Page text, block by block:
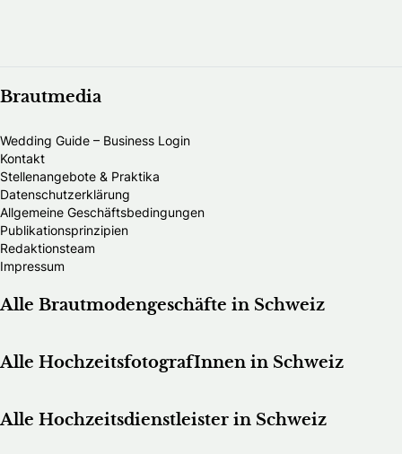
Brautmedia
Wedding Guide – Business Login
Kontakt
Stellenangebote & Praktika
Datenschutzerklärung
Allgemeine Geschäftsbedingungen
Publikationsprinzipien
Redaktionsteam
Impressum
Alle Brautmodengeschäfte in Schweiz
Alle HochzeitsfotografInnen in Schweiz
Alle Hochzeitsdienstleister in Schweiz